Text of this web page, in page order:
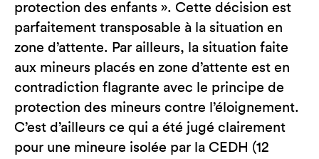
protection des enfants ». Cette décision est
parfaitement transposable à la situation en
zone d’attente. Par ailleurs, la situation faite
aux mineurs placés en zone d’attente est en
contradiction flagrante avec le principe de
protection des mineurs contre l’éloignement.
C’est d’ailleurs ce qui a été jugé clairement
pour une mineure isolée par la CEDH (12